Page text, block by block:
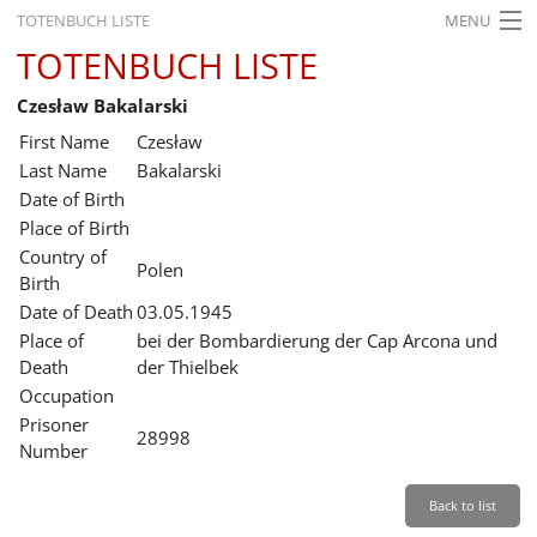
TOTENBUCH LISTE MENU
STARTSEITE
AUSSTELLUNGEN
GESCHICHTE
BILDUNG
FORSCHUNG
SERVICE
Leichte Sprache Back
Deutsch
Gebärdensprache
TOTENBUCH LISTE
Czesław Bakalarski
First Name
Czesław
Last Name
Bakalarski
Date of Birth
Place of Birth
Country of
Birth
Polen
Date of Death 03.05.1945
Place of
Death
bei der Bombardierung der Cap Arcona und
der Thielbek
Occupation
Prisoner
Number
28998
Back to list